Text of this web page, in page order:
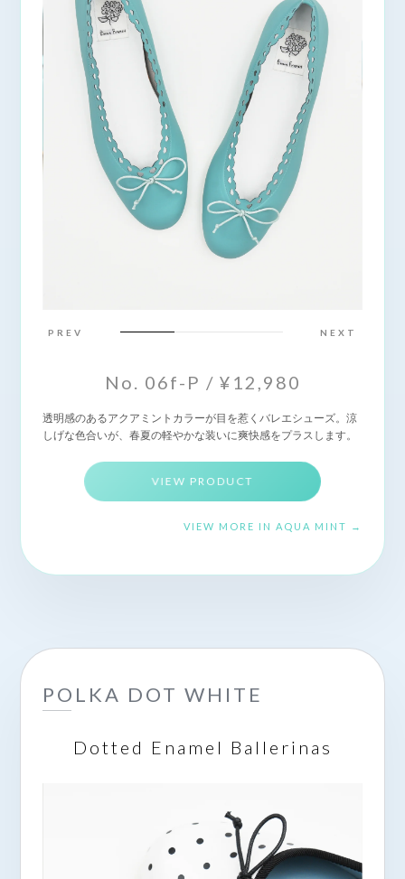
PREV NEXT
No. 06f-P / ¥12,980
透明感のあるアクアミントカラーが目を惹くバレエシューズ。涼
しげな色合いが、春夏の軽やかな装いに爽快感をプラスします。
VIEW PRODUCT
VIEW MORE IN AQUA MINT →
POLKA DOT WHITE
Dotted Enamel Ballerinas